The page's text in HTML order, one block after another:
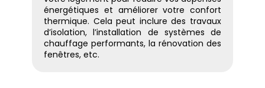
énergétiques et améliorer votre confort
thermique. Cela peut inclure des travaux
d’isolation, l’installation de systèmes de
chauffage performants, la rénovation des
fenêtres, etc.